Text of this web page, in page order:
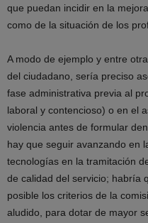
que puedan incidir en la
como de la situación de los
A modo de ejemplo y entre
del ciudadano, sería preciso
fase administrativa previa al
laboral y contencioso) o en el
violencia antes de formular
hay que seguir avanzando en
tecnologías en la tramitación
de calidad del servicio; habría
posible los criterios de la
aludido, para dotar de mayor